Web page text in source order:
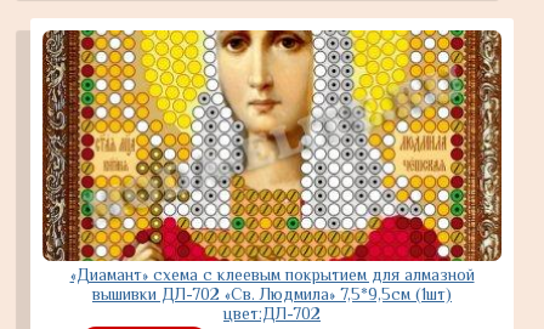
«Диамант» схема с клеевым покрытием для алмазной
вышивки ДЛ-702 «Св. Людмила» 7,5*9,5см (1шт)
цвет:ДЛ-702